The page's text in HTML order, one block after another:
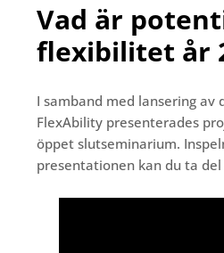
Vad är
flexibilitet år
I samband med lansering av
FlexAbility presenterades
öppet slutseminarium.
presentationen kan du ta